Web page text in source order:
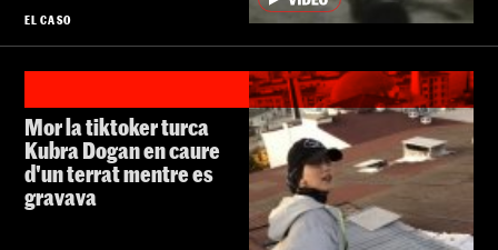
EL CASO
Mor la tiktoker turca
Kubra Dogan en caure
d'un terrat mentre es
gravava